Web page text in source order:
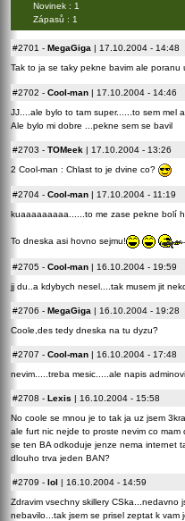
Novinek : 1
Zápasů : 1
#2701 - MegaGiga | 17.10.2004 - 14:48
Tak to ja se taky pekne bavim ale
#2702 - Cool-man | 17.10.2004 - 14:46
JJ....ale bylo to tam super......to sem mel
Ale bylo mi dobre ...pekne sem se bavil
#2703 - TOMeek | 17.10.2004 - 13:26
2 Cool-man : Chlast to je dvine co?
#2704 - Cool-man | 17.10.2004 - 11:19
kuaaaaaaaaa......to me zase pekne bolí
To dneska asi hovno sejmu!
#2705 - Cool-man | 16.10.2004 - 19:59
jj du..a kdybych nesel....tak musem jit
#2706 - MegaGiga | 16.10.2004 - 19:28
Coole,des tedy dneska na tu dyzu?
#2707 - Cool-man | 16.10.2004 - 17:48
nevim.....treba mesic.....ale napis
#2708 - Lexis | 16.10.2004 - 15:58
No coole se mnou je to tak ja uz jsem
ale furt nic nejde to proste nevim co
se ten BA odkoduje jenze nema internet
dlouho trva jeden BAN?
#2709 - lol | 16.10.2004 - 14:59
Zdravim vsechny skillery CSka...nedavno
nebavilo...tak jsem se prisel zeptat k vam